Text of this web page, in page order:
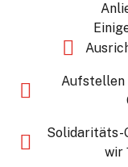
Aufstellen
Solidaritäts-
wir